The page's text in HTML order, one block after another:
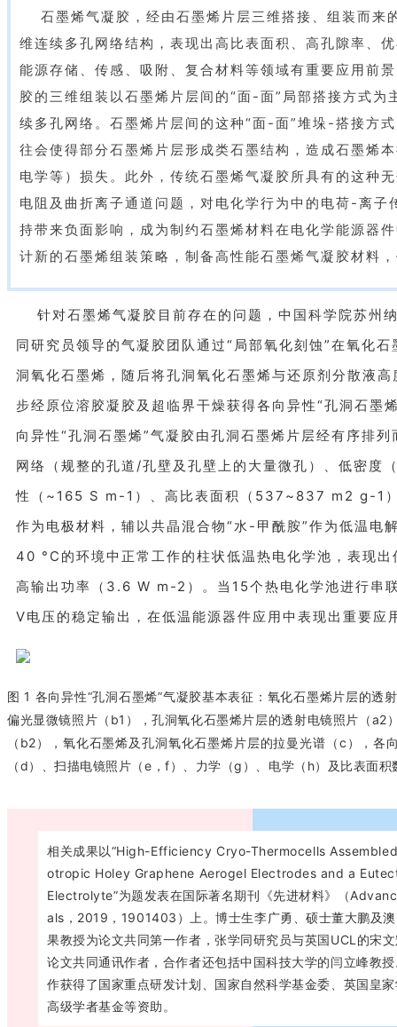
石墨烯气凝胶，经由石墨烯片层三维搭接、组装而来
维连续多孔网络结构，表现出高比表面积、高孔隙率、
能源存储、传感、吸附、复合材料等领域有重要应用前
胶的三维组装以石墨烯片层间的“面-面”局部搭接方式为
续多孔网络。石墨烯片层间的这种“面-面”堆垛-搭接方
往会使得部分石墨烯片层形成类石墨结构，造成石墨烯
电学等）损失。此外，传统石墨烯气凝胶所具有的这种
电阻及曲折离子通道问题，对电化学行为中的电荷-离子
持带来负面影响，成为制约石墨烯材料在电化学能源器
计新的石墨烯组装策略，制备高性能石墨烯气凝胶材料
针对石墨烯气凝胶目前存在的问题，中国科学院苏州
同研究员领导的气凝胶团队通过“局部氧化刻蚀”在氧化
洞氧化石墨烯，随后将孔洞氧化石墨烯与还原剂分散液
步经原位溶胶凝胶及超临界干燥获得各向异性“孔洞石墨
向异性“孔洞石墨烯”气凝胶由孔洞石墨烯片层经有序排
网络（规整的孔道/孔壁及孔壁上的大量微孔）、低密
性（~165 S m-1）、高比表面积（537~837 m2 g-1
作为电极材料，辅以共晶混合物“水-甲酰胺”作为低温电
40 °C的环境中正常工作的柱状低温热电化学池，表现
高输出功率（3.6 W m-2）。当15个热电化学池进行串
V电压的稳定输出，在低温能源器件应用中表现出重要应
图 1 各向异性“孔洞石墨烯”气凝胶基本表征：氧化石墨烯片层的透
偏光显微镜照片（b1），孔洞氧化石墨烯片层的透射电镜照片（a2
（b2），氧化石墨烯及孔洞氧化石墨烯片层的拉曼光谱（c），各
（d）、扫描电镜照片（e，f）、力学（g）、电学（h）及比表面积
相关成果以“High-Efficiency Cryo-Thermocells
otropic Holey Graphene Aerogel Electrodes and a
Electrolyte”为题发表在国际著名期刊《先进材料》（
als，2019，1901403）上。博士生李广勇、硕士董大鹏及
果教授为论文共同第一作者，张学同研究员与英国UCL的宋
论文共同通讯作者，合作者还包括中国科技大学的闫立峰教
作获得了国家重点研发计划、国家自然科学基金委、英国皇
高级学者基金等资助。